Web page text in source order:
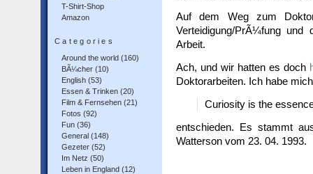
T-Shirt-Shop
Amazon
Categories
Around the world (160)
BÃ¼cher (10)
English (53)
Essen & Trinken (20)
Film & Fernsehen (21)
Fotos (92)
Fun (36)
General (148)
Gezeter (52)
Im Netz (50)
Leben in England (12)
Auf dem Weg zum
Verteidigung/PrÃ¼fung und
Arbeit.
Ach, und wir hatten es doch
Doktorarbeiten. Ich habe
Curiosity is the
entschieden. Es stammt
Watterson vom 23. 04. 1993.